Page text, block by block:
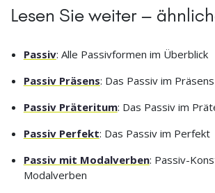
Lesen Sie weiter –
Passiv: Alle Passivformen im Überblick
Passiv Präsens: Das Passiv im Präsens
Passiv Präteritum: Das Passiv im
Passiv Perfekt: Das Passiv im Perfekt
Passiv mit Modalverben: Passiv-
Modalverben